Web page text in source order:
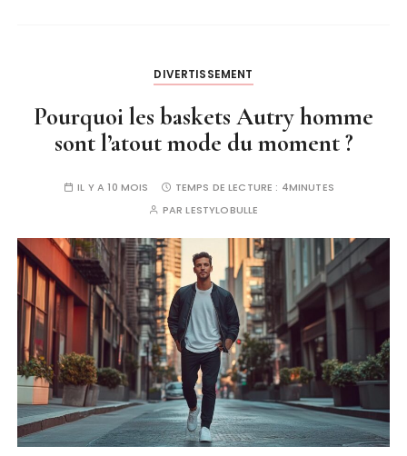
DIVERTISSEMENT
Pourquoi les baskets Autry homme
sont l’atout mode du moment ?
IL Y A 10 MOIS TEMPS DE LECTURE : 4MINUTES
PARLESTYLOBULLE